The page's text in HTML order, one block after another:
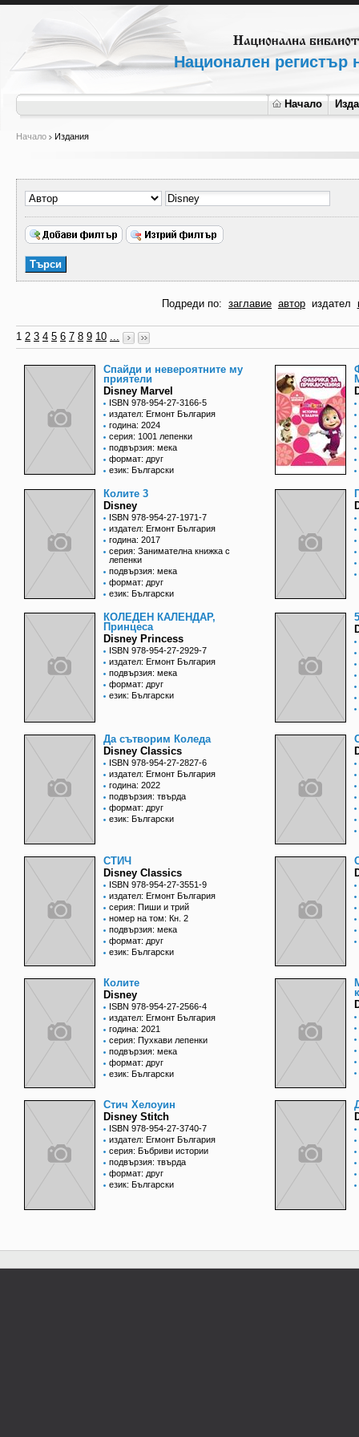
Национален регистър
Начало
Начало Издания
Подреди по: заглавие автор издател
1 2 3 4 5 6 7 8 9 10 ...
Спайди и невероятните му
приятели
Disney Marvel
ISBN 978-954-27-3166-5
издател: Егмонт България
година: 2024
серия: 1001 лепенки
подвързия: мека
формат: друг
език: Български
Колите 3
Disney
ISBN 978-954-27-1971-7
издател: Егмонт България
година: 2017
серия: Занимателна книжка с
лепенки
подвързия: мека
формат: друг
език: Български
КОЛЕДЕН КАЛЕНДАР,
Принцеса
Disney Princess
ISBN 978-954-27-2929-7
издател: Егмонт България
подвързия: мека
формат: друг
език: Български
Да сътворим Коледа
Disney Classics
ISBN 978-954-27-2827-6
издател: Егмонт България
година: 2022
подвързия: твърда
формат: друг
език: Български
СТИЧ
Disney Classics
ISBN 978-954-27-3551-9
издател: Егмонт България
серия: Пиши и трий
номер на том: Кн. 2
подвързия: мека
формат: друг
език: Български
Колите
Disney
ISBN 978-954-27-2566-4
издател: Егмонт България
година: 2021
серия: Пухкави лепенки
подвързия: мека
формат: друг
език: Български
Стич Хелоуин
Disney Stitch
ISBN 978-954-27-3740-7
издател: Егмонт България
серия: Бъбриви истории
подвързия: твърда
формат: друг
език: Български